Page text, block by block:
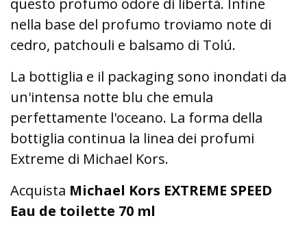
questo profumo odore di libertà. Infine
nella base del profumo troviamo note di
cedro, patchouli e balsamo di Tolú.
La bottiglia e il packaging sono inondati da
un'intensa notte blu che emula
perfettamente l'oceano. La forma della
bottiglia continua la linea dei profumi
Extreme di Michael Kors.
Acquista Michael Kors EXTREME SPEED
Eau de toilette 70 ml